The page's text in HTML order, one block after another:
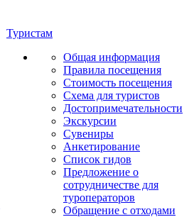
Туристам
Общая информация
Правила посещения
Стоимость посещения
Схема для туристов
Достопримечательности
Экскурсии
Сувениры
Анкетирование
Список гидов
Предложение о
сотрудничестве для
туроператоров
Обращение с отходами